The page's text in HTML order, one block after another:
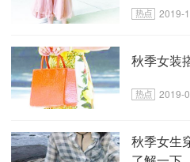
2019-
秋季女装
2019-
秋季女生